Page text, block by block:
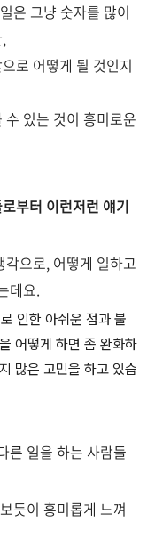
은 그냥 숫자를 많이
로 어떻게 될 것인지
있는 것이 흥미로운
부터 이런저런 얘기
으로, 어떻게 일하고
데요.
인한 아쉬운 점과 불
어떻게 하면 좀 완화하
많은 고민을 하고 있습
른 일을 하는 사람들
듯이 흥미롭게 느껴